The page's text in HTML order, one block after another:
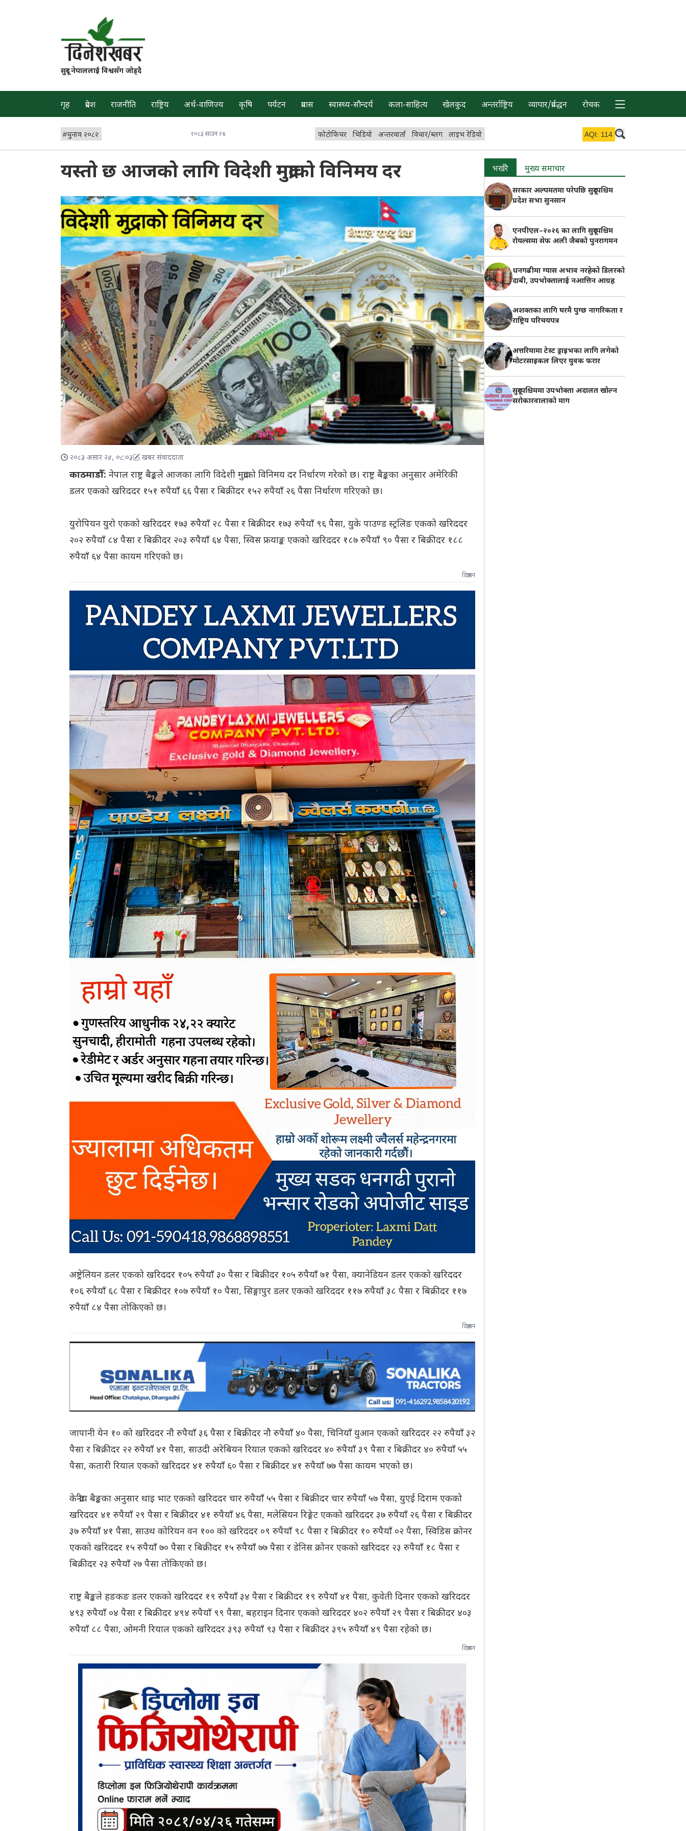
सुदूर नेपाललाई विश्वसँग जोड्दै
गृह प्रदेश राजनीति राष्ट्रिय अर्थ-वाणिज्य कृषि पर्यटन प्रवास स्वास्थ्य-सौन्दर्य कला-साहित्य खेलकुद अन्तर्राष्ट्रिय व्यापार/प्रर्वद्धन रोचक
#चुनाव २०८२ २०८३ साउन २४ फोटोफिचर भिडियो अन्तरवार्ता विचार/ब्लग लाइभ रेडियो AQI: 114
यस्तो छ आजको लागि विदेशी मुद्राको विनिमय दर
२०८३ असार २४, ०८:०३ खबर संवाददाता
काठमाडौँ: नेपाल राष्ट्र बैङ्कले आजका लागि विदेशी मुद्राको विनिमय दर निर्धारण गरेको छ। राष्ट्र बैङ्कका अनुसार अमेरिकी
डलर एकको खरिददर १५१ रुपैयाँ ६६ पैसा र बिक्रीदर १५२ रुपैयाँ २६ पैसा निर्धारण गरिएको छ।
युरोपियन युरो एकको खरिददर १७३ रुपैयाँ २८ पैसा र बिक्रीदर १७३ रुपैयाँ ९६ पैसा, युके पाउण्ड स्ट्रलिङ एकको खरिददर
२०२ रुपैयाँ ८४ पैसा र बिक्रीदर २०३ रुपैयाँ ६४ पैसा, स्विस फ्रयाङ्क एकको खरिददर १८७ रुपैयाँ ९० पैसा र बिक्रीदर १८८
रुपैयाँ ६४ पैसा कायम गरिएको छ।
विज्ञापन
अष्ट्रेलियन डलर एकको खरिददर १०५ रुपैयाँ ३० पैसा र बिक्रीदर १०५ रुपैयाँ ७१ पैसा, क्यानेडियन डलर एकको खरिददर
१०६ रुपैयाँ ६८ पैसा र बिक्रीदर १०७ रुपैयाँ १० पैसा, सिङ्गापुर डलर एकको खरिददर ११७ रुपैयाँ ३८ पैसा र बिक्रीदर ११७
रुपैयाँ ८४ पैसा तोकिएको छ।
विज्ञापन
जापानी येन १० को खरिददर नौ रुपैयाँ ३६ पैसा र बिक्रीदर नौ रुपैयाँ ४० पैसा, चिनियाँ युआन एकको खरिददर २२ रुपैयाँ ३२
पैसा र बिक्रीदर २२ रुपैयाँ ४१ पैसा, साउदी अरेबियन रियाल एकको खरिददर ४० रुपैयाँ ३९ पैसा र बिक्रीदर ४० रुपैयाँ ५५
पैसा, कतारी रियाल एकको खरिददर ४१ रुपैयाँ ६० पैसा र बिक्रीदर ४१ रुपैयाँ ७७ पैसा कायम भएको छ।
केन्द्रीय बैङ्कका अनुसार थाइ भाट एकको खरिददर चार रुपैयाँ ५५ पैसा र बिक्रीदर चार रुपैयाँ ५७ पैसा, युएई दिराम एकको
खरिददर ४१ रुपैयाँ २९ पैसा र बिक्रीदर ४१ रुपैयाँ ४६ पैसा, मलेसियन रिङ्गेट एकको खरिददर ३७ रुपैयाँ २६ पैसा र बिक्रीदर
३७ रुपैयाँ ४१ पैसा, साउथ कोरियन वन १०० को खरिददर ०९ रुपैयाँ ९८ पैसा र बिक्रीदर १० रुपैयाँ ०२ पैसा, स्विडिस क्रोनर
एकको खरिददर १५ रुपैयाँ ७० पैसा र बिक्रीदर १५ रुपैयाँ ७७ पैसा र डेनिस क्रोनर एकको खरिददर २३ रुपैयाँ १८ पैसा र
बिक्रीदर २३ रुपैयाँ २७ पैसा तोकिएको छ।
राष्ट्र बैङ्कले हङकङ डलर एकको खरिददर १९ रुपैयाँ ३४ पैसा र बिक्रीदर १९ रुपैयाँ ४१ पैसा, कुवेती दिनार एकको खरिददर
४९३ रुपैयाँ ०४ पैसा र बिक्रीदर ४९४ रुपैयाँ ९९ पैसा, बहराइन दिनार एकको खरिददर ४०२ रुपैयाँ २९ पैसा र बिक्रीदर ४०३
रुपैयाँ ८८ पैसा, ओमनी रियाल एकको खरिददर ३९३ रुपैयाँ ९३ पैसा र बिक्रीदर ३९५ रुपैयाँ ४९ पैसा रहेको छ।
विज्ञापन
भर्खरै मुख्य समाचार
सरकार अल्पमतमा परेपछि सुदूरपश्चिम
प्रदेश सभा सुनसान
एनपीएल–२०२६ का लागि सुदूरपश्चिम
रोयल्समा सेफ अली जैबको पुनरागमन
धनगढीमा ग्यास अभाव नरहेको डिलरको
दाबी, उपभोक्तालाई नआत्तिन आग्रह
अशक्तका लागि घरमै पुग्छ नागरिकता र
राष्ट्रिय परिचयपत्र
अत्तरियामा टेस्ट ड्राइभका लागि लगेको
मोटरसाइकल लिएर युवक फरार
सुदूरपश्चिममा उपभोक्ता अदालत खोल्न
सरोकारवालाको माग